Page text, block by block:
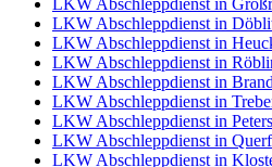
LKW Abschleppdienst in
LKW Abschleppdienst in
LKW Abschleppdienst in
LKW Abschleppdienst in
LKW Abschleppdienst in
LKW Abschleppdienst in
LKW Abschleppdienst in
LKW Abschleppdienst in
LKW Abschleppdienst in